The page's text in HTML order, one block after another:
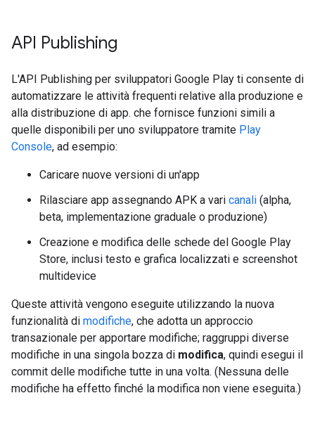
API Publishing
L'API Publishing per sviluppatori Google Play ti consente di
automatizzare le attività frequenti relative alla produzione e
alla distribuzione di app. che fornisce funzioni simili a
quelle disponibili per uno sviluppatore tramite Play
Console, ad esempio:
Caricare nuove versioni di un'app
Rilasciare app assegnando APK a vari canali (alpha,
beta, implementazione graduale o produzione)
Creazione e modifica delle schede del Google Play
Store, inclusi testo e grafica localizzati e screenshot
multidevice
Queste attività vengono eseguite utilizzando la nuova
funzionalità di modifiche, che adotta un approccio
transazionale per apportare modifiche; raggruppi diverse
modifiche in una singola bozza di modifica, quindi esegui il
commit delle modifiche tutte in una volta. (Nessuna delle
modifiche ha effetto finché la modifica non viene eseguita.)